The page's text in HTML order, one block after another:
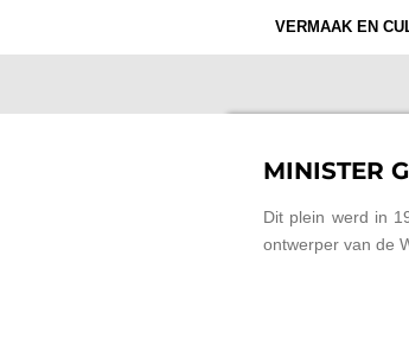
VERMAAK EN
MINISTER
Dit plein werd in
ontwerper van de